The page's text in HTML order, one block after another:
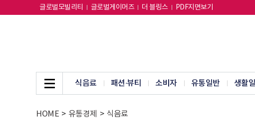
글로벌모빌리티 글로벌게이머즈 더 블링스 PDF지면보기
식음료 패션∙뷰티 소비자 유통일반 생활
HOME > 유통경제 > 식음료